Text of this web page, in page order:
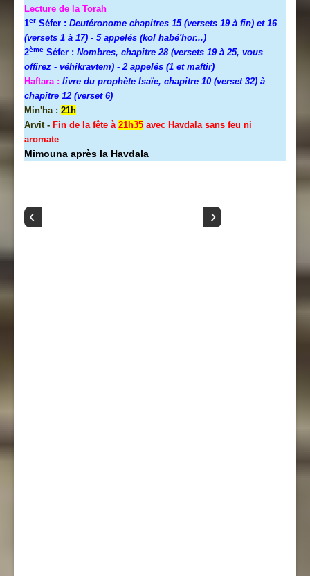
Lecture de la Torah
1er Séfer : Deutéronome chapitres 15 (versets 19 à fin) et 16
(versets 1 à 17) - 5 appelés (kol habé'hor...)
2ème Séfer : Nombres, chapitre 28 (versets 19 à 25, vous
offirez - véhikravtem) - 2 appelés (1 et maftir)
Haftara : livre du prophète Isaïe, chapitre 10 (verset 32) à
chapitre 12 (verset 6)
Min'ha : 21h
Arvit - Fin de la fête à 21h35 avec Havdala sans feu ni
aromate
Mimouna après la Havdala
‹ ›